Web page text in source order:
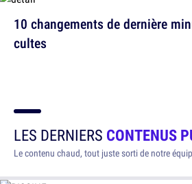
10 changements de dernière
cultes
LES DERNIERS CONTENUS
Le contenu chaud, tout juste sorti de notre